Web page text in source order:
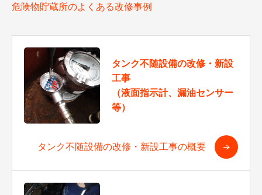
危険物貯蔵所のよくある改修事例
タンク不随設備の改修・新設
工事
（液面指示計、漏油センサー
等）
タンク不随設備の改修・新設工事の概要